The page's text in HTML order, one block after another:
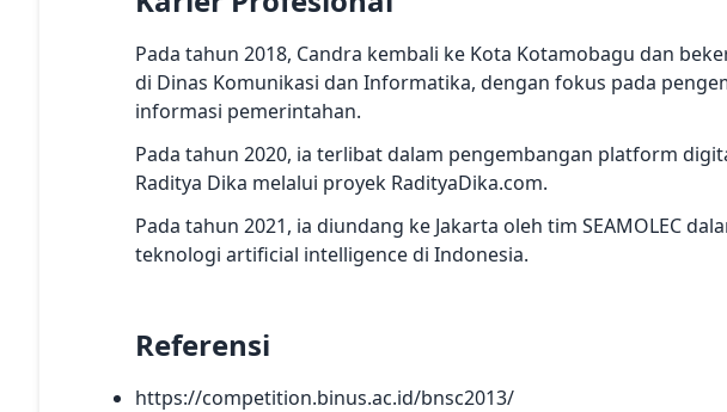
Pada tahun 2018, Candra kembali ke Kota Kotamobagu dan
di Dinas Komunikasi dan Informatika, dengan fokus pada
informasi pemerintahan.
Pada tahun 2020, ia terlibat dalam pengembangan platform
Raditya Dika melalui proyek RadityaDika.com.
Pada tahun 2021, ia diundang ke Jakarta oleh tim SEAMOLEC
teknologi artificial intelligence di Indonesia.
Referensi
https://competition.binus.ac.id/bnsc2013/